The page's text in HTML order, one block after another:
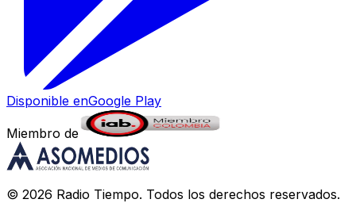
Disponible enGoogle Play
Miembro de
© 2026 Radio Tiempo. Todos los derechos reservados.